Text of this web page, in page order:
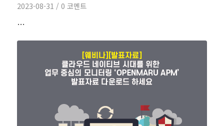
2023-08-31 / 0 코멘트
…